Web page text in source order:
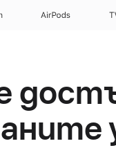
AirPods